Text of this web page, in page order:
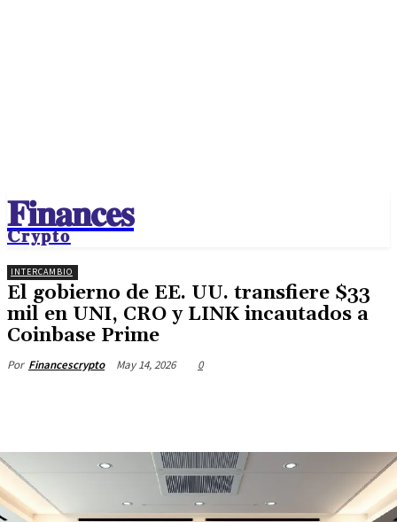
𝐅𝐢𝐧𝐚𝐧𝐜𝐞𝐬
𝐂𝐫𝐲𝐩𝐭𝐨
INTERCAMBIO
El gobierno de EE. UU. transfiere $33
mil en UNI, CRO y LINK incautados a
Coinbase Prime
Por Financescrypto May 14, 2026 0